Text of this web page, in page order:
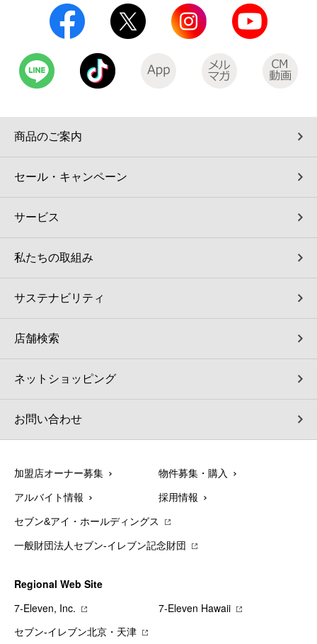
商品のご案内
セール・キャンペーン
サービス
私たちの取組み
サステナビリティ
店舗検索
ネットショッピング
お問い合わせ
加盟店オーナー募集 物件募集・購入
アルバイト情報 採用情報
セブン&アイ・ホールディングス
一般財団法人セブン-イレブン記念財団
Regional Web Site
7‐Eleven, Inc.
7‐Eleven Hawaii
セブン‐イレブン北京・天津